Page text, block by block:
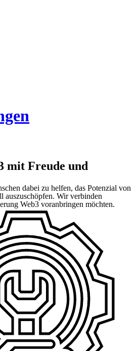
mit Freude und
dabei zu helfen, das Potenzial von
auszuschöpfen. Wir verbinden
Web3 voranbringen möchten.